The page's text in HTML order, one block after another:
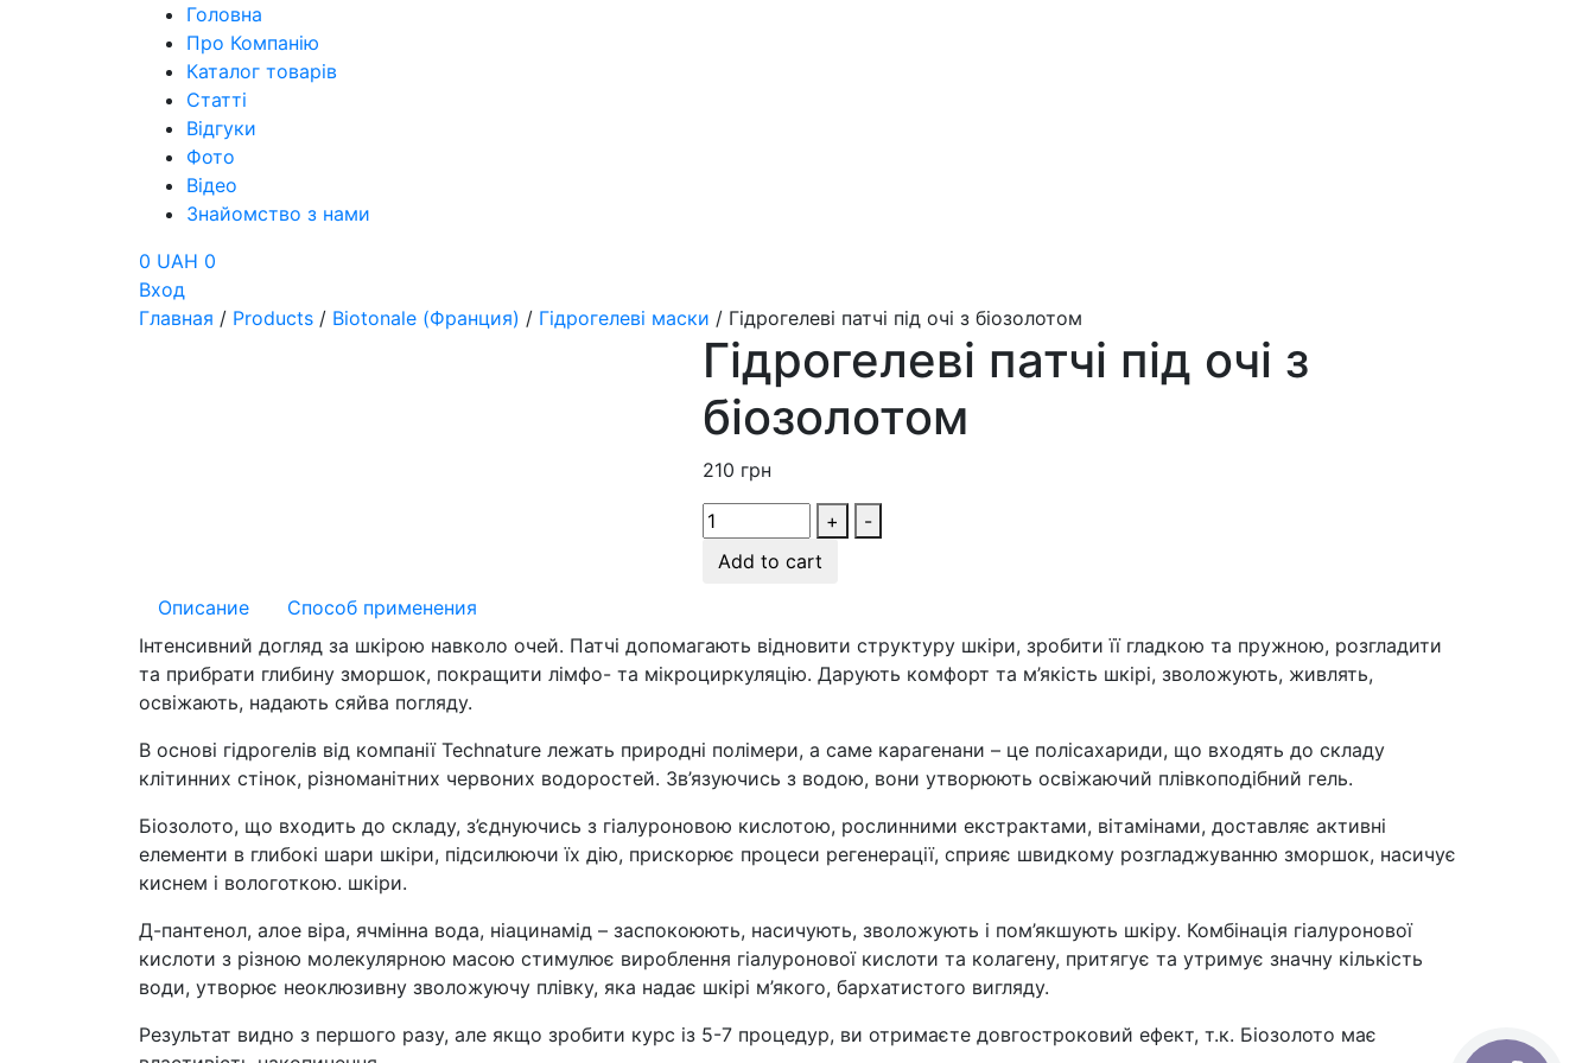
Головна
Про Компанію
Каталог товарів
Статті
Відгуки
Фото
Відео
Знайомство з нами
0 UAH 0
Вход
Главная / Products / Biotonale (Франция) / Гідрогелеві маски / Гідрогелеві патчі під очі з біозолотом
Гідрогелеві патчі під очі з
біозолотом
210 грн
+
-
Add to cart
Описание
Способ применения
Інтенсивний догляд за шкірою навколо очей. Патчі допомагають відновити структуру шкіри, зробити її гладкою та пружною, розгладити
та прибрати глибину зморшок, покращити лімфо- та мікроциркуляцію. Дарують комфорт та м’якість шкірі, зволожують, живлять,
освіжають, надають сяйва погляду.
В основі гідрогелів від компанії Technature лежать природні полімери, а саме карагенани – це полісахариди, що входять до складу
клітинних стінок, різноманітних червоних водоростей. Зв’язуючись з водою, вони утворюють освіжаючий плівкоподібний гель.
Біозолото, що входить до складу, з’єднуючись з гіалуроновою кислотою, рослинними екстрактами, вітамінами, доставляє активні
елементи в глибокі шари шкіри, підсилюючи їх дію, прискорює процеси регенерації, сприяє швидкому розгладжуванню зморшок, насичує
киснем і вологоткою. шкіри.
Д-пантенол, алое віра, ячмінна вода, ніацинамід – заспокоюють, насичують, зволожують і пом’якшують шкіру. Комбінація гіалуронової
кислоти з різною молекулярною масою стимулює вироблення гіалуронової кислоти та колагену, притягує та утримує значну кількість
води, утворює неоклюзивну зволожуючу плівку, яка надає шкірі м’якого, бархатистого вигляду.
Результат видно з першого разу, але якщо зробити курс із 5-7 процедур, ви отримаєте довгостроковий ефект, т.к. Біозолото має